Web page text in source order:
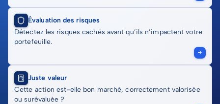
Évaluation des risques
Détectez les risques cachés avant qu’ils n’impactent votre
portefeuille.
Juste valeur
Cette action est-elle bon marché, correctement valorisée
ou surévaluée ?